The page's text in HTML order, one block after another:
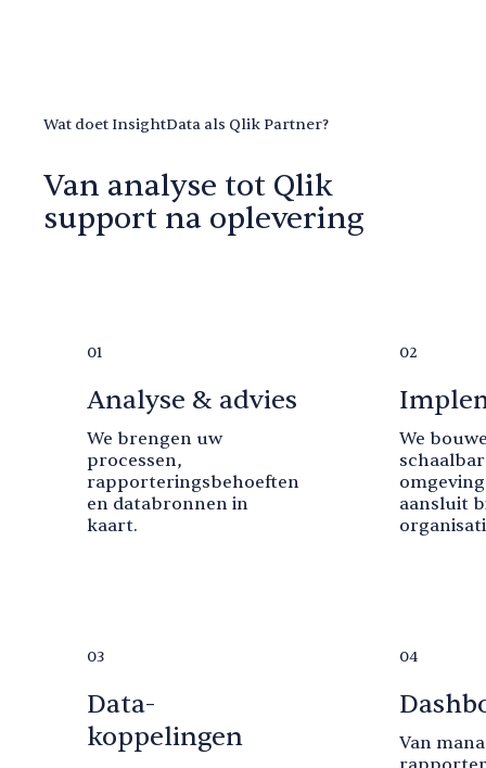
Wat doet InsightData als Qlik Partner?
Van analyse tot Qlik
support na oplevering
01
Analyse & advies
We brengen uw
processen,
rapporteringsbehoeften
en databronnen in
kaart.
02
We
aansluit
03
Data-
koppelingen
04
Van